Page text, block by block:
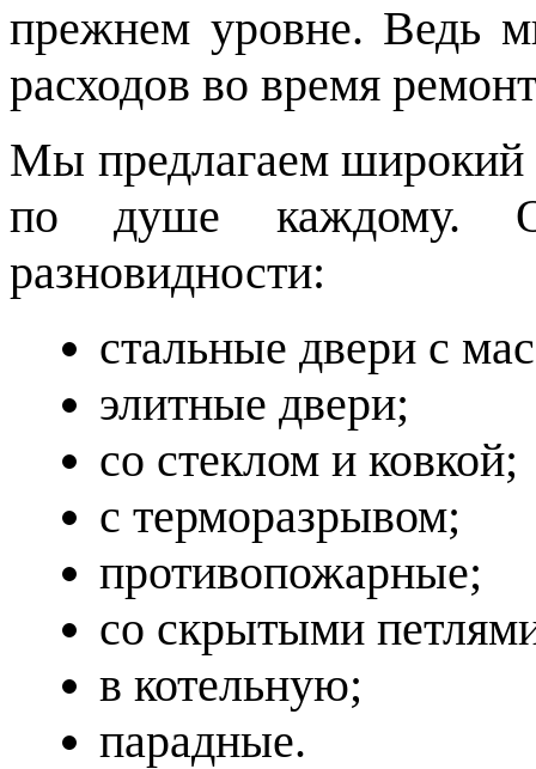
прежнем уровне. Ведь
расходов во время
Мы предлагаем широкий
по душе каждому.
разновидности:
стальные двери с
элитные двери;
со стеклом и ковкой;
с терморазрывом;
противопожарные;
со скрытыми
в котельную;
парадные.